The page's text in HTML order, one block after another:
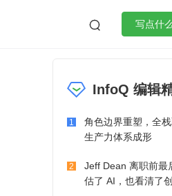
 写点什么
微服务架构InfoQ 编辑
1
角色边界重塑，全
生产力体系成形
2
Jeff Dean 离职前最
估了 AI，也看清了